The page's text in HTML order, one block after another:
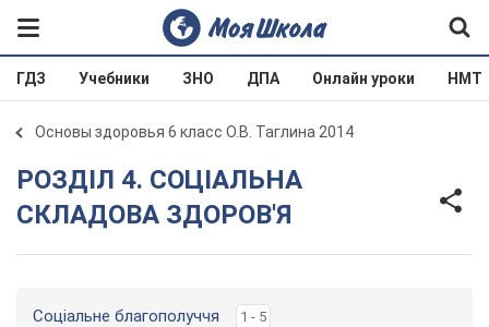
ГДЗ Учебники ЗНО ДПА Онлайн уроки НМТ
Основы здоровья 6 класс О.В. Таглина 2014
РОЗДІЛ 4. СОЦІАЛЬНА
СКЛАДОВА ЗДОРОВ'Я
Соціальне благополуччя 1 - 5